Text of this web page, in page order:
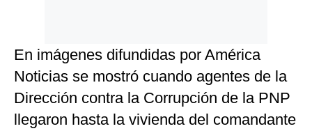
En imágenes difundidas por América
Noticias se mostró cuando agentes de la
Dirección contra la Corrupción de la PNP
llegaron hasta la vivienda del comandante